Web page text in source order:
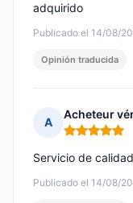
Publicado el 14/08/
adquirido
Opinión traducida
A
Acheteur
Nota: 5 de 5
Publicado el 14/08/
Servicio de calidad